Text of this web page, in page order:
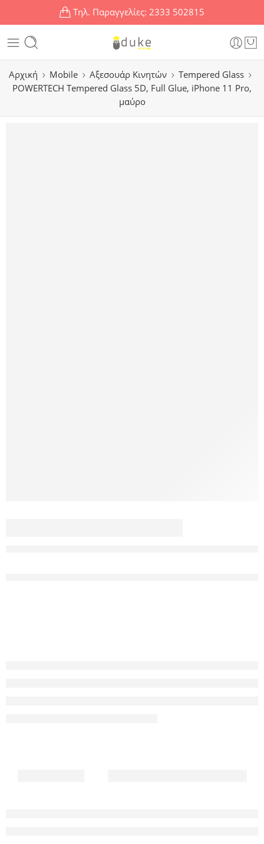
Τηλ. Παραγγελίες: 2333 502815
Αρχική Mobile Αξεσουάρ Κινητών
Tempered Glass
POWERTECH Tempered Glass 5D, Full Glue, iPhone 11 Pro,
μαύρο